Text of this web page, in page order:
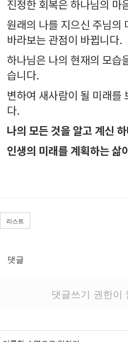
진정한 회복은 하나님의 마
원래의 나를 지으신 주님의
바라보는 관점이 바뀝니다.
하나님은 나의 현재의 모습
습니다.
변하여 새사람이 될 미래를
다.
나의 모든 것을 알고 계신
인생의 미래를 계획하는 삶
리스트
댓글
댓글쓰기 권한이